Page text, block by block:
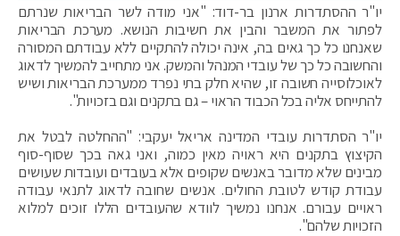
יו"ר ההסתדרות ארנון בר-דוד: "אני מודה לשר הבריאות שנרתם
לפתור את המשבר והבין את חשיבות הנושא. מערכת הבריאות
שאנחנו כל כך גאים בה, אינה יכולה להתקיים ללא עבודתם המסורה
והחשובה כל כך של עובדי המנהל והמשק. אני מתחייב להמשיך לדאוג
לאוכלוסייה חשובה זו, שהיא חלק בתי נפרד ממערכת הבריאות ושיש
להתייחס אליה בכל הכבוד הראוי – גם בתקנים וגם בזכויות".
יו"ר הסתדרות עובדי המדינה אריאל יעקבי: "ההחלטה לבטל את
הקיצוץ בתקנים היא ראויה מאין כמוה, ואני גאה בכך שסוף-סוף
מבינים שלא מדובר באנשים שקופים אלא בעובדים ועובדות שעושים
עבודת קודש לטובת החולים. אנשים שחובה לדאוג לתנאי עבודה
ראויים עבורם. אנחנו נמשיך לוודא שהעובדים הללו זוכים למלוא
הזכויות שלהם".